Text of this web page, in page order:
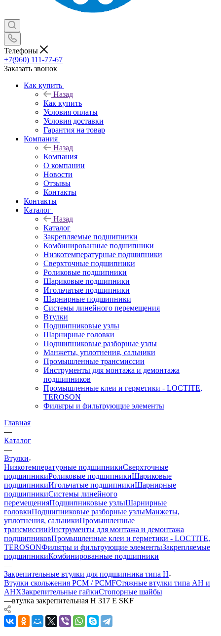
Телефоны
+7(960) 111-77-67
Заказать звонок
Как купить
Назад
Как купить
Условия оплаты
Условия доставки
Гарантия на товар
Компания
Назад
Компания
О компании
Новости
Отзывы
Контакты
Контакты
Каталог
Назад
Каталог
Закрепляемые подшипники
Комбинированные подшипники
Низкотемпературные подшипники
Сверхточные подшипники
Роликовые подшипники
Шариковые подшипники
Игольчатые подшипники
Шарнирные подшипники
Системы линейного перемещения
Втулки
Подшипниковые узлы
Шарнирные головки
Подшипниковые разборные узлы
Манжеты, уплотнения, сальники
Промышленные трансмиссии
Инструменты для монтажа и демонтажа
подшипников
Промышленные клеи и герметики - LOCTITE,
TEROSON
Фильтры и фильтрующие элементы
Главная
—
Каталог
—
Втулки
Низкотемпературные подшипникиСверхточные
подшипникиРоликовые подшипникиШариковые
подшипникиИгольчатые подшипникиШарнирные
подшипникиСистемы линейного
перемещенияПодшипниковые узлыШарнирные
головкиПодшипниковые разборные узлыМанжеты,
уплотнения, сальникиПромышленные
трансмиссииИнструменты для монтажа и демонтажа
подшипниковПромышленные клеи и герметики - LOCTITE,
TEROSONФильтры и фильтрующие элементыЗакрепляемые
подшипникиКомбинированные подшипники
—
Закрепительные втулки для подшипника типа H
Втулки скольжения PCM / PCMFСтяжные втулки типа AH и
AHXЗакрепительные гайкиСтопорные шайбы
—втулка закрепительная H 317 E SKF